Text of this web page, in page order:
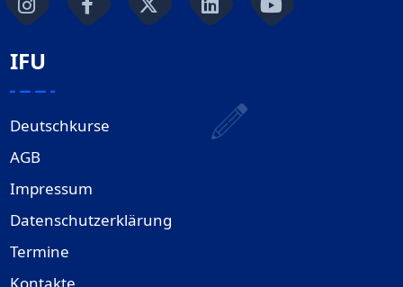
IFU
Deutschkurse
AGB
Impressum
Datenschutzerklärung
Termine